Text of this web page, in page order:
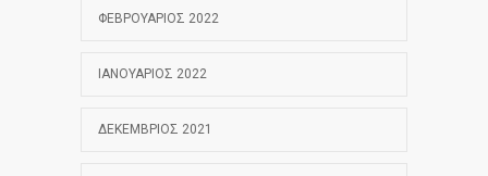
ΦΕΒΡΟΥΆΡΙΟΣ 2022
ΙΑΝΟΥΆΡΙΟΣ 2022
ΔΕΚΈΜΒΡΙΟΣ 2021